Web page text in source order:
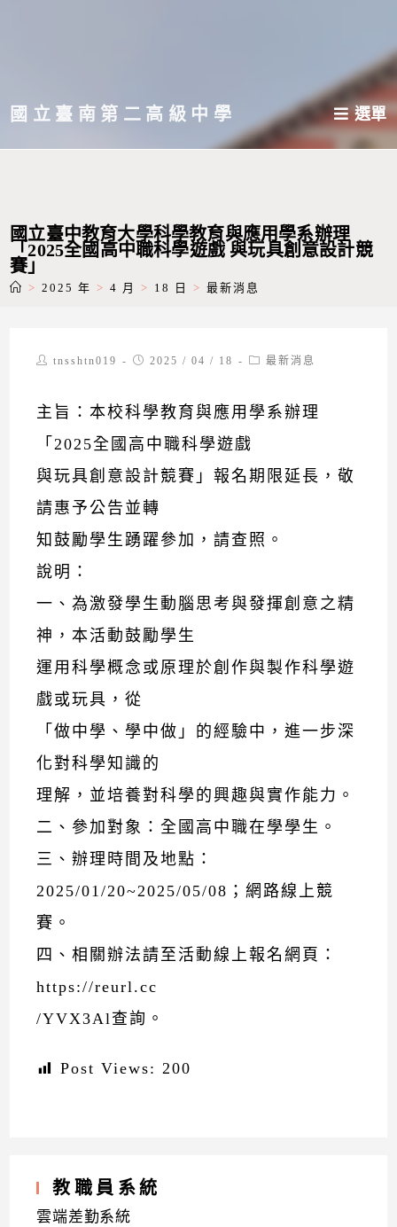
主國立臺南第二高級中學 選單
國立臺中教育大學科學教育與應用學系辦理
「2025全國高中職科學遊戲 與玩具創意設計競
賽」
> 2025 年 > 4 月 > 18 日 > 最新消息
Posttnsshtn019
Post2025 / 04 / 18
Post最新消息
主旨：本校科學教育與應用學系辦理
「2025全國高中職科學遊戲
與玩具創意設計競賽」報名期限延長，敬
請惠予公告並轉
知鼓勵學生踴躍參加，請查照。
說明：
一、為激發學生動腦思考與發揮創意之精
神，本活動鼓勵學生
運用科學概念或原理於創作與製作科學遊
戲或玩具，從
「做中學、學中做」的經驗中，進一步深
化對科學知識的
理解，並培養對科學的興趣與實作能力。
二、參加對象：全國高中職在學學生。
三、辦理時間及地點：
2025/01/20~2025/05/08；網路線上競
賽。
四、相關辦法請至活動線上報名網頁：
https://reurl.cc
/YVX3Al查詢。
Post Views: 200
教職員系統
雲端差勤系統